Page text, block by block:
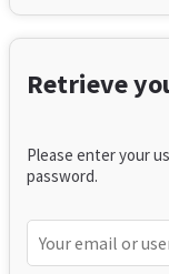
Retrieve
Please enter your
password.